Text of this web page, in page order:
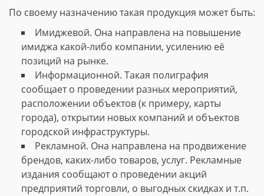
По своему назначению такая продукция может быть:
Имиджевой. Она направлена на повышение
имиджа какой-либо компании, усилению её
позиций на рынке.
Информационной. Такая полиграфия
сообщает о проведении разных мероприятий,
расположении объектов (к примеру, карты
города), открытии новых компаний и объектов
городской инфраструктуры.
Рекламной. Она направлена на продвижение
брендов, каких-либо товаров, услуг. Рекламные
издания сообщают о проведении акций
предприятий торговли, о выгодных скидках и т.п.